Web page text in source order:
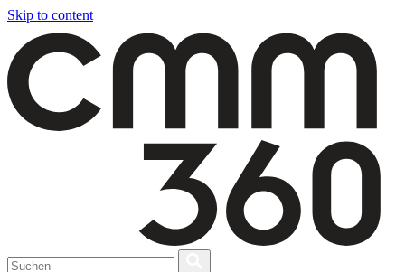
Skip to content